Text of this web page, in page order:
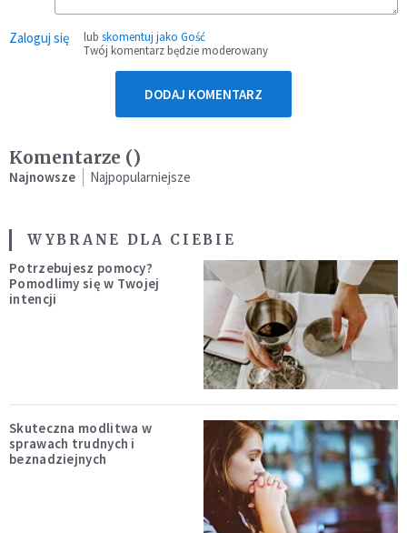
Zaloguj się lub skomentuj jako Gość
Twój komentarz będzie moderowany
DODAJ KOMENTARZ
Komentarze ()
Najnowsze Najpopularniejsze
WYBRANE DLA CIEBIE
Potrzebujesz pomocy?
Pomodlimy się w Twojej
intencji
Skuteczna modlitwa w
sprawach trudnych i
beznadziejnych